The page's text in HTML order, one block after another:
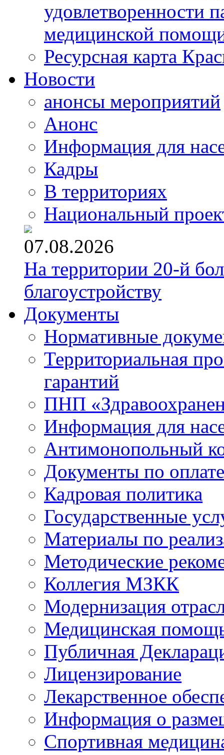
удовлетворенности
медицинской
Ресурсная карта
Новости
анонсы мероприятий
Анонс
Информация для
Кадры
В территориях
Национальный
07.08.2026
На территории 20-й
благоустройству
Документы
Нормативные
Территориальная
гарантий
ПНП
Информация для
Антимонопольный
Документы по
Кадровая политика
Государственные
Материалы по
Методические
Коллегия МЗКК
Модернизация
Медицинская
Публичная
Лицензирование
Лекарственное
Информация о
Спортивная